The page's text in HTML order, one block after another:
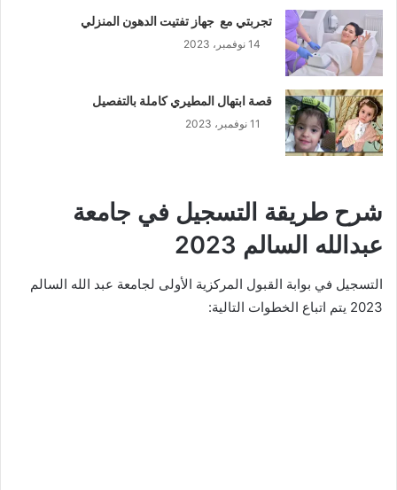
تجربتي مع جهاز تفتيت الدهون المنزلي
14 نوفمبر، 2023
قصة ابتهال المطيري كاملة بالتفصيل
11 نوفمبر، 2023
شرح طريقة التسجيل في جامعة
عبدالله السالم 2023
التسجيل في بوابة القبول المركزية الأولى لجامعة عبد الله السالم
2023 يتم اتباع الخطوات التالية: